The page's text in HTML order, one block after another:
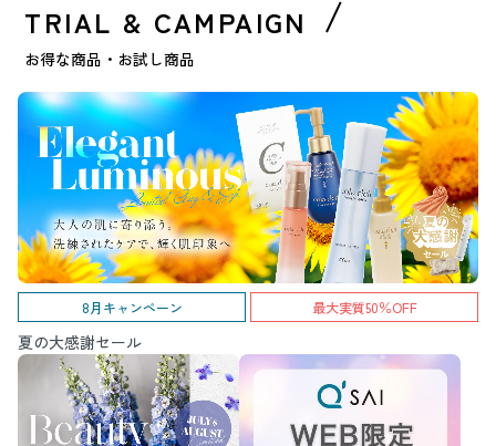
TRIAL & CAMPAIGN
お得な商品・お試し商品
8月キャンペーン 最大実質50％OFF
夏の大感謝セール